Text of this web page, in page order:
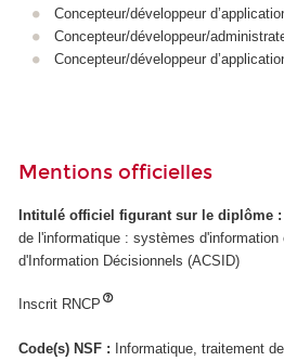
Concepteur/développeur
Concepteur/développeur/
Concepteur/développeur
Mentions officielles
Intitulé officiel figurant sur le diplôme :
de l'informatique : systèmes
d'Information Décisionnels (ACSID)
Inscrit RNCP
Code(s) NSF : Informatique, traitement